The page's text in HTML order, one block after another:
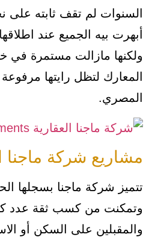
السنوات لم تقف ثابته على
أبهرت بيه الجميع عند
ولكنها مازالت مستمرة في
المعارك لتظل رايتها
المصري.
مشاريع شركة ماجنا
تتميز شركة ماجنا بسجلها
وتمكنت من كسب ثقة عدد
والمقبلين على السكن أو